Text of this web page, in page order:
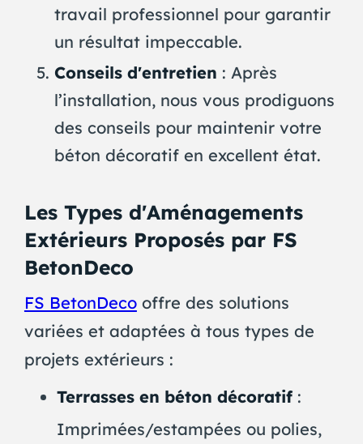
travail professionnel pour garantir
un résultat impeccable.
Conseils d'entretien : Après
l’installation, nous vous prodiguons
des conseils pour maintenir votre
béton décoratif en excellent état.
Les Types d'Aménagements
Extérieurs Proposés par FS
BetonDeco
FS BetonDecooffre des solutions
variées et adaptées à tous types de
projets extérieurs :
Terrasses en béton décoratif:
Imprimées/estampées ou polies,